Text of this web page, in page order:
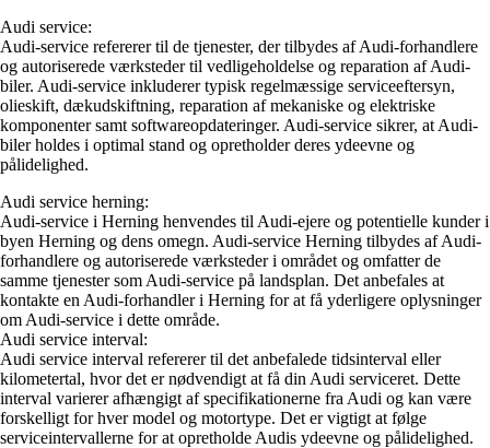
Audi service:
Audi-service refererer til de tjenester, der tilbydes af Audi-forhandlere
og autoriserede værksteder til vedligeholdelse og reparation af Audi-
biler. Audi-service inkluderer typisk regelmæssige serviceeftersyn,
olieskift, dækudskiftning, reparation af mekaniske og elektriske
komponenter samt softwareopdateringer. Audi-service sikrer, at Audi-
biler holdes i optimal stand og opretholder deres ydeevne og
pålidelighed.
Audi service herning:
Audi-service i Herning henvendes til Audi-ejere og potentielle kunder i
byen Herning og dens omegn. Audi-service Herning tilbydes af Audi-
forhandlere og autoriserede værksteder i området og omfatter de
samme tjenester som Audi-service på landsplan. Det anbefales at
kontakte en Audi-forhandler i Herning for at få yderligere oplysninger
om Audi-service i dette område.
Audi service interval:
Audi service interval refererer til det anbefalede tidsinterval eller
kilometertal, hvor det er nødvendigt at få din Audi serviceret. Dette
interval varierer afhængigt af specifikationerne fra Audi og kan være
forskelligt for hver model og motortype. Det er vigtigt at følge
serviceintervallerne for at opretholde Audis ydeevne og pålidelighed.